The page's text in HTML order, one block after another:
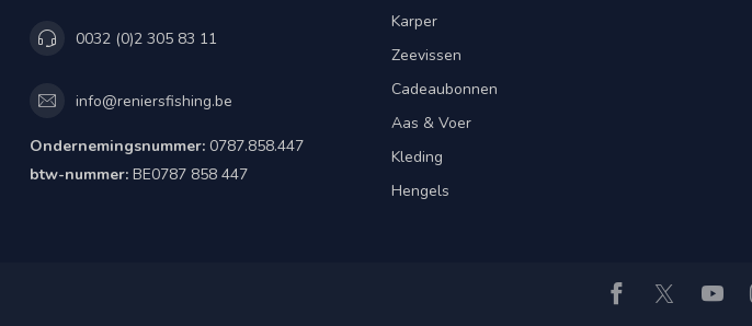
0032 (0)2 305 83 11
info@reniersfishing.be
Ondernemingsnummer: 0787.858.447
btw-nummer: BE0787 858 447
Karper
Zeevissen
Cadeaubonnen
Aas & Voer
Kleding
Hengels